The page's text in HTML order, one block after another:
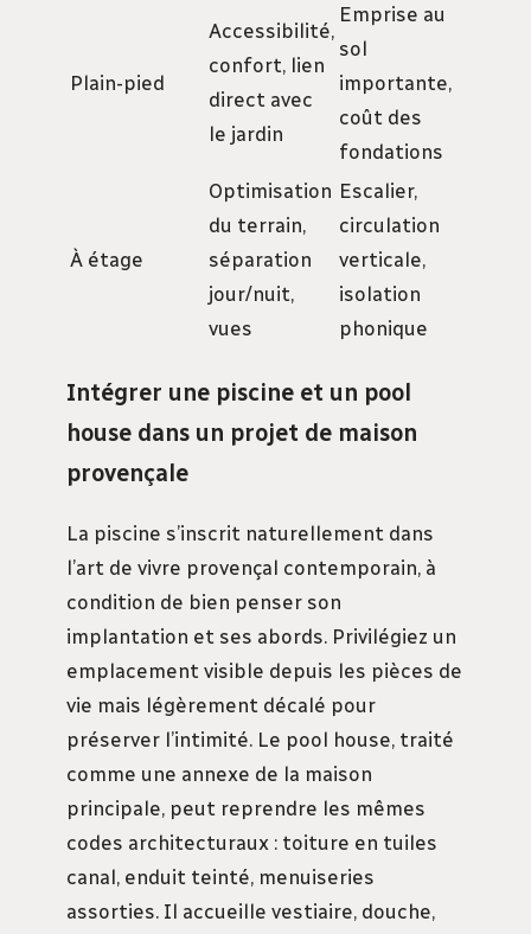
Plain-pied
Accessibilité,
confort, lien
direct avec
le jardin
Emprise au
sol
importante,
coût des
fondations
À étage
Optimisation
du terrain,
séparation
jour/nuit,
vues
Escalier,
circulation
verticale,
isolation
phonique
Intégrer une piscine et un pool
house dans un projet de maison
provençale
La piscine s’inscrit naturellement dans
l’art de vivre provençal contemporain, à
condition de bien penser son
implantation et ses abords. Privilégiez un
emplacement visible depuis les pièces de
vie mais légèrement décalé pour
préserver l’intimité. Le pool house, traité
comme une annexe de la maison
principale, peut reprendre les mêmes
codes architecturaux : toiture en tuiles
canal, enduit teinté, menuiseries
assorties. Il accueille vestiaire, douche,